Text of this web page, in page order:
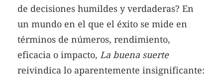
de decisiones humildes y verdaderas? En
un mundo en el que el éxito se mide en
términos de números, rendimiento,
eficacia o impacto, La buena suerte
reivindica lo aparentemente insignificante: